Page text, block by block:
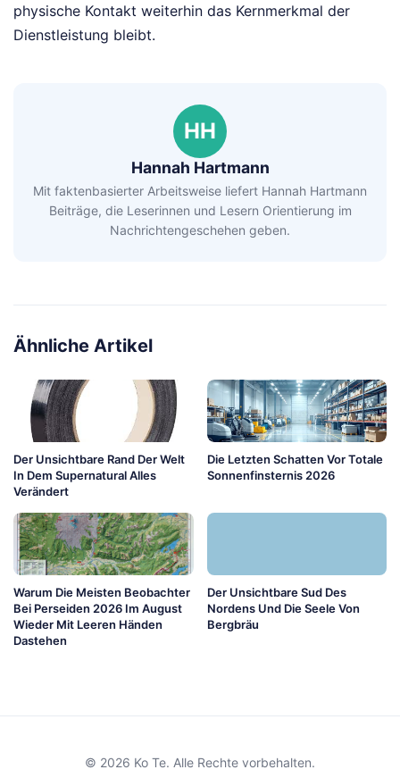
physische Kontakt weiterhin das Kernmerkmal der
Dienstleistung bleibt.
HH
Hannah Hartmann
Mit faktenbasierter Arbeitsweise liefert Hannah Hartmann
Beiträge, die Leserinnen und Lesern Orientierung im
Nachrichtengeschehen geben.
Ähnliche Artikel
Der Unsichtbare Rand Der Welt
In Dem Supernatural Alles
Verändert
Die Letzten Schatten Vor Totale
Sonnenfinsternis 2026
Warum Die Meisten Beobachter
Bei Perseiden 2026 Im August
Wieder Mit Leeren Händen
Dastehen
Der Unsichtbare Sud Des
Nordens Und Die Seele Von
Bergbräu
© 2026 Ko Te. Alle Rechte vorbehalten.